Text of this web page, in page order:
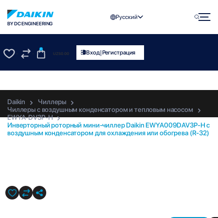
BY DC ENGINEERING
Русский
0
UZS0.00 Вход|Регистрация
Daikin
Чиллеры
Чиллеры с воздушным конденсатором и тепловым насосом
EWYA-DV3P-H
Инверторный роторный мини-чиллер Daikin EWYA009DAV3P-H с
воздушным конденсатором для охлаждения или обогрева (R-32)